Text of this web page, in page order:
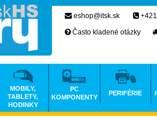
eshop@itsk.sk
Často kladené otázky
MOBILY,
TABLETY,
HODINKY
PC
KOMPONENTY
PERIFÉRIE